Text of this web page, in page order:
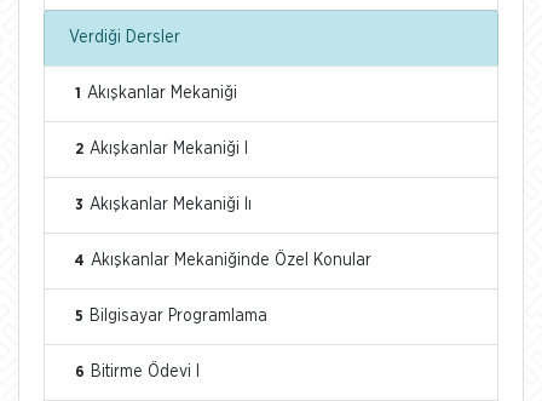
Verdiği Dersler
1 Akışkanlar Mekaniği
2 Akışkanlar Mekaniği I
3 Akışkanlar Mekaniği Iı
4 Akışkanlar Mekaniğinde Özel Konular
5 Bilgisayar Programlama
6 Bitirme Ödevi I